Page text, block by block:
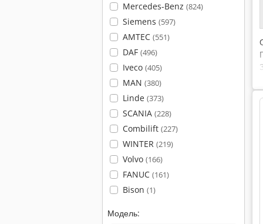
Mercedes-Benz (824)
Siemens (597)
AMTEC (551)
DAF (496)
Iveco (405)
MAN (380)
Linde (373)
SCANIA (228)
Combilift (227)
WINTER (219)
Volvo (166)
FANUC (161)
Bison (1)
Модель: